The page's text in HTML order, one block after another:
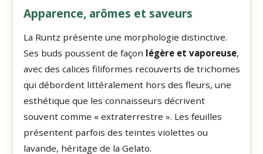
Apparence, arômes et saveurs
La Runtz présente une morphologie distinctive.
Ses buds poussent de façon légère et vaporeuse,
avec des calices filiformes recouverts de trichomes
qui débordent littéralement hors des fleurs, une
esthétique que les connaisseurs décrivent
souvent comme « extraterrestre ». Les feuilles
présentent parfois des teintes violettes ou
lavande, héritage de la Gelato.